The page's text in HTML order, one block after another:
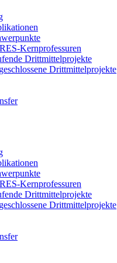
Kernprofessuren
Drittmittelprojekte
Drittmittelprojekte
Kernprofessuren
Drittmittelprojekte
Drittmittelprojekte